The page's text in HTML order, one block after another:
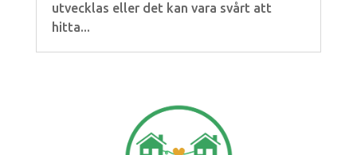
utvecklas eller det kan vara svårt att
hitta...